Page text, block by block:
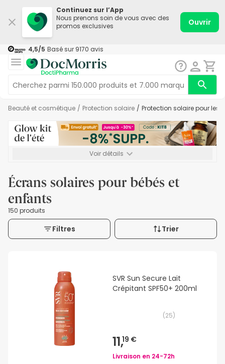
Continuez sur l’App
Nous prenons soin de vous avec des
promos exclusives
Ouvrir
4,5/5 Basé sur 9170 avis
Beauté et cosmétique / Protection solaire / Protection solaire pour les
Voir détails
Écrans solaires pour bébés et
enfants
150 produits
Filtres Trier
SVR Sun Secure Lait
Crépitant SPF50+ 200ml
(25)
11,19 €
Livraison en 24-72h